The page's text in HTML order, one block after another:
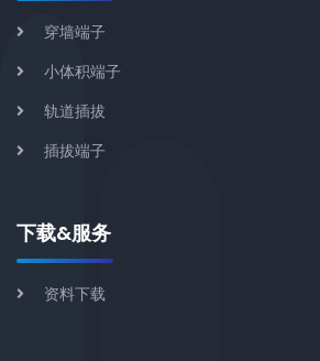
穿墙端子
小体积端子
轨道插拔
插拔端子
下载&服务
资料下载